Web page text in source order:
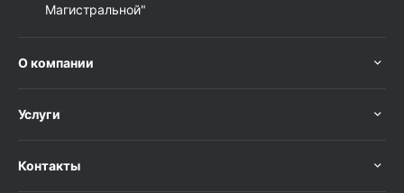
Магистральной"
О компании
Услуги
Контакты